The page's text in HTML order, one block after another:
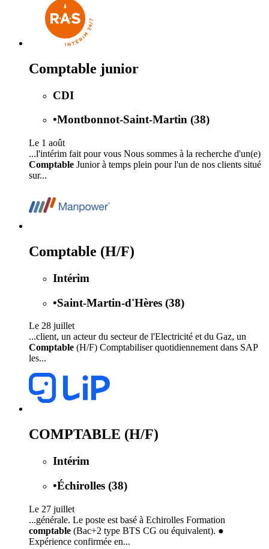
Comptable junior
CDI
•Montbonnot-Saint-Martin (38)
Le 1 août
...l'intérim fait pour vous Nous sommes à la recherche d'un(e)
Comptable Junior à temps plein pour l'un de nos clients situé
sur...
Comptable (H/F)
Intérim
•Saint-Martin-d'Hères (38)
Le 28 juillet
...client, un acteur du secteur de l'Electricité et du Gaz, un
Comptable (H/F) Comptabiliser quotidiennement dans SAP
les...
COMPTABLE (H/F)
Intérim
•Échirolles (38)
Le 27 juillet
...générale. Le poste est basé à Echirolles Formation
comptable (Bac+2 type BTS CG ou équivalent). ●
Expérience confirmée en...